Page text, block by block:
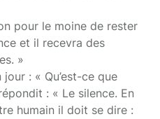
pour le moine de rester
et il recevra des
»
: « Qu’est-ce que
: « Le silence. En
humain il doit se dire :